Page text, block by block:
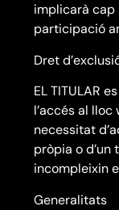
implicarà cap
participació
Dret
EL TITULAR
l’accés al
necessitat
pròpia o d’un
incompleixin
Generalitats